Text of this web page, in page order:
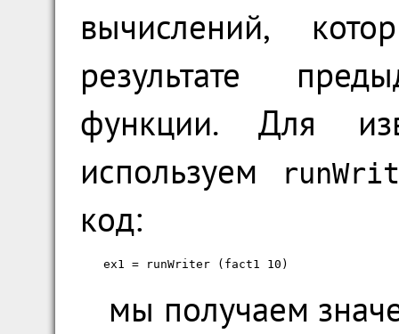
вычислений,
результате
функции. Для
используем
код:
ex1 = runWriter (fact1 10)
мы получаем